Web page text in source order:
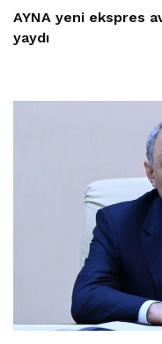
AYNA yeni ekspres
yaydı